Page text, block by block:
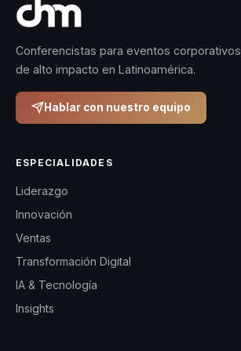
Conferencistas para eventos corporativos
de alto impacto en Latinoamérica.
Hablar con nuestro equipo
ESPECIALIDADES
Liderazgo
Innovación
Ventas
Transformación Digital
IA & Tecnología
Insights